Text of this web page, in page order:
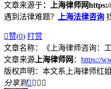
文章来源于：上海律师网
遇到法律难题？
上海法律咨询
赞(0) 打赏
文章名称：《上海律师咨询：
文章来源 上海律师网 ： https://
版权声明：本文系上海律师红
分享到   